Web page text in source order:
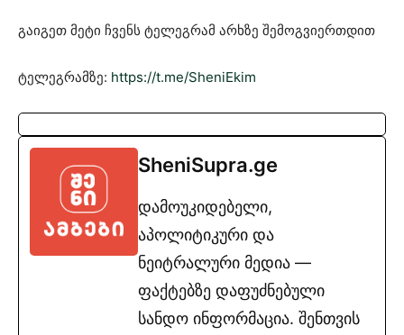
გაიგეთ მეტი ჩვენს ტელეგრამ არხზე შემოგვიერთდით
ტელეგრამზე: https://t.me/SheniEkim
SheniSupra.ge
დამოუკიდებელი,
აპოლიტიკური და
ნეიტრალური მედია —
ფაქტებზე დაფუძნებული
სანდო ინფორმაცია. შენთვის